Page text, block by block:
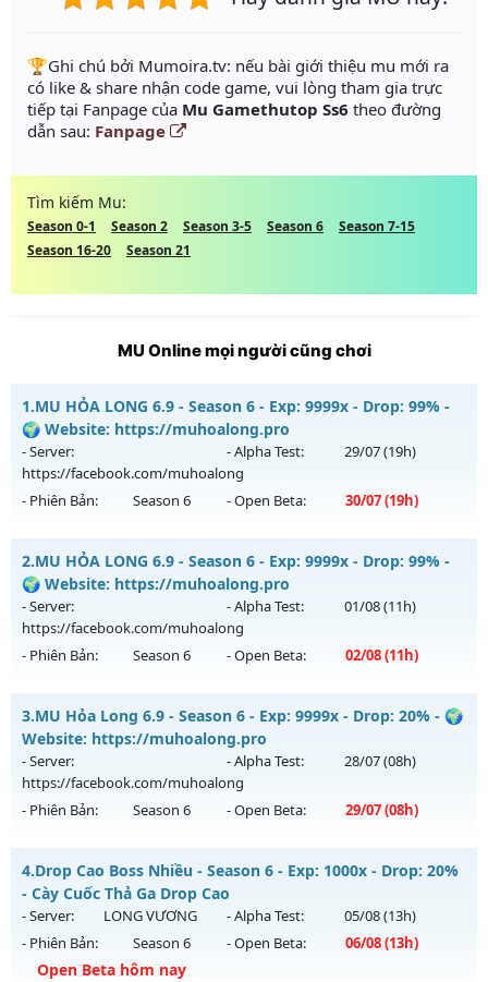
️🏆Ghi chú bởi Mumoira.tv: nếu bài giới thiệu mu mới ra
có like & share nhận code game, vui lòng tham gia trực
tiếp tại Fanpage của Mu Gamethutop Ss6 theo đường
dẫn sau: Fanpage
Tìm kiếm Mu:
Season 0-1 Season 2 Season 3-5 Season 6
Season 7-15
Season 16-20
Season 21
MU Online mọi người cũng chơi
1.MU HỎA LONG 6.9 - Season 6 - Exp: 9999x - Drop: 99% -
🌍 Website: https://muhoalong.pro
- Server:
https://facebook.com/muhoalong
- Alpha Test: 29/07(19h)
- Phiên Bản: Season 6 - Open Beta: 30/07(19h)
MU HỎA LONG 6.9 - 🌍 Website: https://muhoalong.pro
Mu mới ra tháng 07 2026 - Mở máy chủ
https://facebook.com/muhoalongvào 19h ngày
30/07/2626
Exp: 9999x - Drop: 99%
Thể loại: Mu Nguyên bản Webzen
Antihack: Xshiel
2.MU HỎA LONG 6.9 - Season 6 - Exp: 9999x - Drop: 99% -
🌍 Website: https://muhoalong.pro
- Server:
https://facebook.com/muhoalong
- Alpha Test: 01/08(11h)
- Phiên Bản: Season 6 - Open Beta: 02/08(11h)
MU HỎA LONG 6.9 - 🌍 Website: https://muhoalong.pro
Mu mới ra tháng 08 2026 - Mở máy chủ
https://facebook.com/muhoalongvào 11h ngày
02/08/2626
Exp: 9999x - Drop: 99%
Thể loại: Mu Nguyên bản Webzen
Antihack: XShield
3.MU Hỏa Long 6.9 - Season 6 - Exp: 9999x - Drop: 20% - 🌍
Website: https://muhoalong.pro
- Server:
https://facebook.com/muhoalong
- Alpha Test: 28/07(08h)
- Phiên Bản: Season 6 - Open Beta: 29/07(08h)
MU Hỏa Long 6.9 - 🌍 Website: https://muhoalong.pro
Mu mới ra tháng 07 2026 - Mở máy chủ
https://facebook.com/muhoalongvào 08h ngày
29/07/2626
Exp: 9999x - Drop: 20%
4.Drop Cao Boss Nhiều - Season 6 - Exp: 1000x - Drop: 20%
- Cày Cuốc Thả Ga Drop Cao
- Server: LONG VƯƠNG - Alpha Test: 05/08(13h)
- Phiên Bản:
Season 6 - Open Beta: 06/08(13h)
Open Beta hôm nay